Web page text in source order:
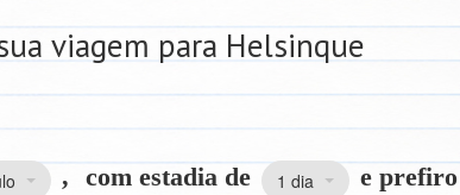
viagem para Helsinque
, com estadia de 1 dia e prefiro